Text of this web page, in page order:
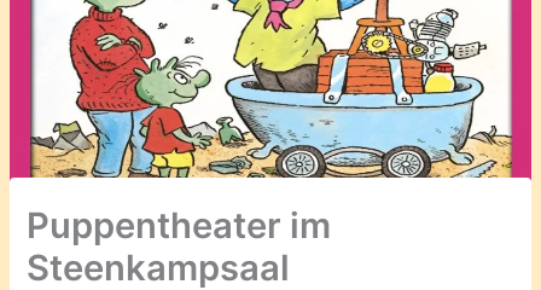
Puppentheater im
Steenkampsaal